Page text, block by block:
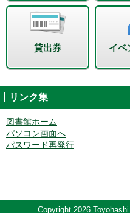
貸出券 イベ
リンク集
図書館ホーム
パソコン画面へ
パスワード再発行
Copyright 2026